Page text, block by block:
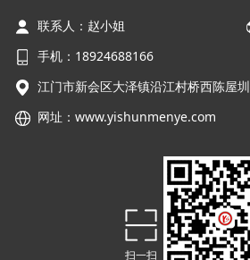
联系人：赵小姐
手机：18924688166
江门市新会区大泽镇沿江村桥西陈屋圳
网址： www.yishunmenye.com
扫一扫